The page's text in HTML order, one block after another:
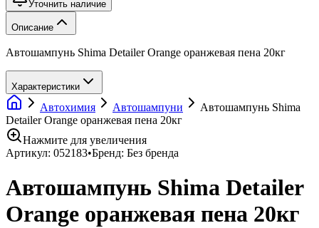
Уточнить наличие
Описание
Автошампунь Shima Detailer Orange оранжевая пена 20кг
Характеристики
Автохимия Автошампуни
Автошампунь Shima
Detailer Orange оранжевая пена 20кг
Нажмите для увеличения
Артикул: 052183•Бренд: Без бренда
Автошампунь Shima Detailer
Orange оранжевая пена 20кг